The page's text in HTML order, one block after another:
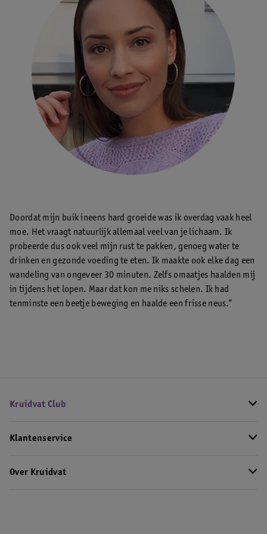
Doordat mijn buik ineens hard groeide was ik overdag vaak heel
moe. Het vraagt natuurlijk allemaal veel van je lichaam. Ik
probeerde dus ook veel mijn rust te pakken, genoeg water te
drinken en gezonde voeding te eten. Ik maakte ook elke dag een
wandeling van ongeveer 30 minuten. Zelfs omaatjes haalden mij
in tijdens het lopen. Maar dat kon me niks schelen. Ik had
tenminste een beetje beweging en haalde een frisse neus.“
Kruidvat Club
Klantenservice
Over Kruidvat